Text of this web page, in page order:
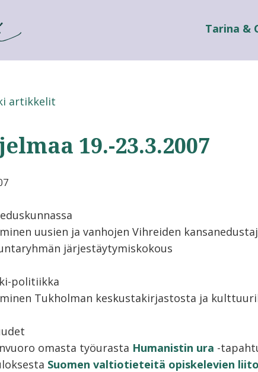
Tarina &
artikkelit
19.-23.3.2007
uusien ja vanhojen Vihreiden
järjestäytymiskokous
politiikka
Tukholman keskustakirjastosta ja
omasta työurasta Humanistin ura -
Suomen valtiotieteitä opiskelevien